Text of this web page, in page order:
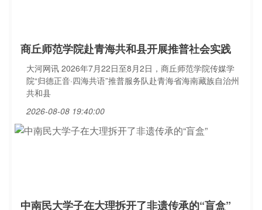
商丘师范学院赴青海共和县开展推普社会实践
大河网讯 2026年7月22日至8月2日，商丘师范学院传媒学
院“归德正音·四海共语”推普服务队赴青海省海南藏族自治州
共和县
2026-08-08 19:40:00
中南民大学子在大理拆开了非遗传承的“盲盒”